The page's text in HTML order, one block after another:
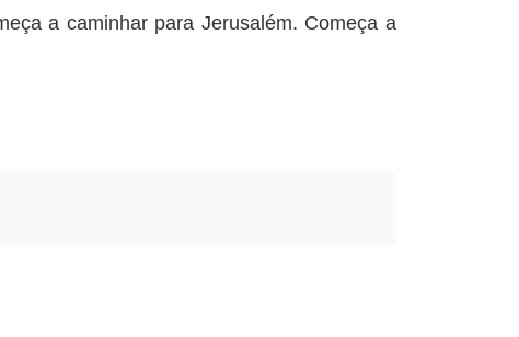
a caminhar para Jerusalém. Começa a